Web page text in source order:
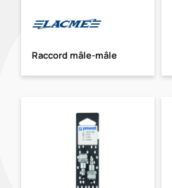
Raccord mâle-mâle